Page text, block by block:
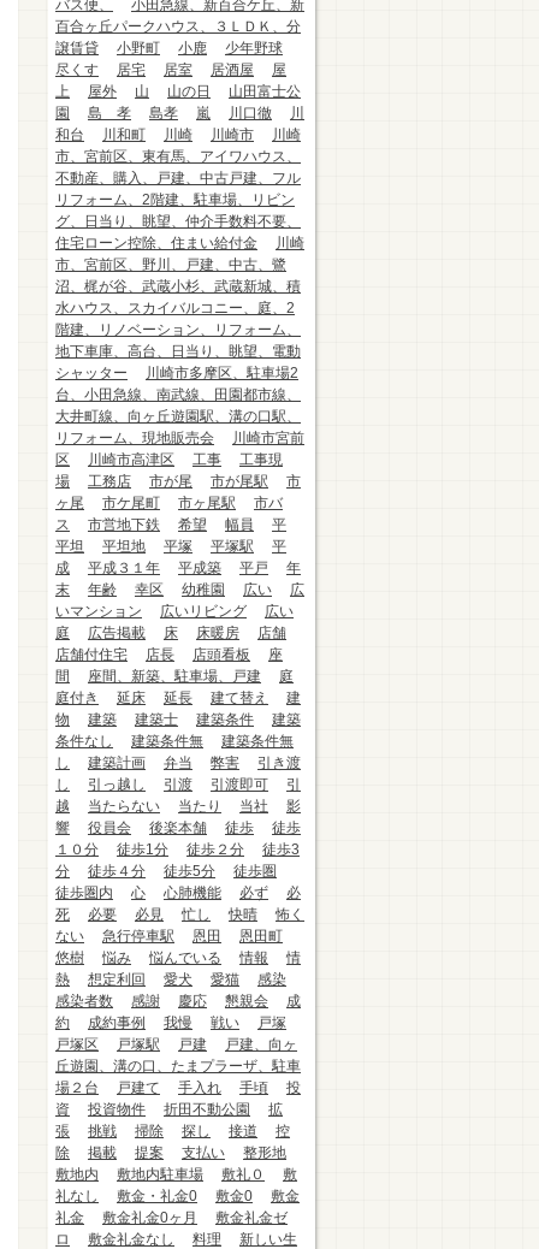
バス便、
小田急線、新百合ケ丘、新
百合ヶ丘パークハウス、３ＬＤＫ、分
譲賃貸
小野町 小鹿
少年野球
尽くす
居宅 居室 居酒屋
屋
上
屋外 山 山の日
山田富士公
園
島 孝 島孝 嵐 川口徹
川
和台
川和町 川崎 川崎市
川崎
市、宮前区、東有馬、アイワハウス、
不動産、購入、戸建、中古戸建、フル
リフォーム、2階建、駐車場、リビン
グ、日当り、眺望、仲介手数料不要、
住宅ローン控除、住まい給付金
川崎
市、宮前区、野川、戸建、中古、鷺
沼、梶が谷、武蔵小杉、武蔵新城、積
水ハウス、スカイバルコニー、庭、2
階建、リノベーション、リフォーム、
地下車庫、高台、日当り、眺望、電動
シャッター
川崎市多摩区、駐車場2
台、小田急線、南武線、田園都市線、
大井町線、向ヶ丘遊園駅、溝の口駅、
リフォーム、現地販売会
川崎市宮前
区
川崎市高津区 工事
工事現
場
工務店 市が尾 市が尾駅
市
ヶ尾
市ケ尾町 市ヶ尾駅
市バ
ス
市営地下鉄 希望 幅員
平
平坦
平坦地 平塚 平塚駅
平
成
平成３１年 平成築 平戸
年
末
年齢 幸区 幼稚園 広い
広
いマンション
広いリビング
広い
庭
広告掲載 床 床暖房
店舗
店舗付住宅
店長 店頭看板
座
間
座間、新築、駐車場、戸建
庭
庭付き
延床 延長 建て替え
建
物
建築 建築士 建築条件
建築
条件なし
建築条件無
建築条件無
し
建築計画 弁当 弊害
引き渡
し
引っ越し 引渡 引渡即可
引
越
当たらない 当たり 当社
影
響
役員会 後楽本舗 徒歩
徒歩
１０分
徒歩1分 徒歩２分
徒歩3
分
徒歩４分 徒歩5分
徒歩圏
徒歩圏内
心 心肺機能 必ず
必
死
必要 必見 忙し 快晴
怖く
ない
急行停車駅 恩田
恩田町
悠樹
悩み 悩んでいる 情報
情
熱
想定利回 愛犬 愛猫
感染
感染者数
感謝 慶応 懇親会
成
約
成約事例 我慢 戦い
戸塚
戸塚区
戸塚駅 戸建
戸建、向ヶ
丘遊園、溝の口、たまプラーザ、駐車
場２台
戸建て 手入れ 手頃
投
資
投資物件 折田不動公園
拡
張
挑戦 掃除 探し 接道
控
除
掲載 提案 支払い
整形地
敷地内
敷地内駐車場 敷礼０
敷
礼なし
敷金・礼金0 敷金0
敷金
礼金
敷金礼金0ヶ月
敷金礼金ゼ
ロ
敷金礼金なし 料理
新しい生